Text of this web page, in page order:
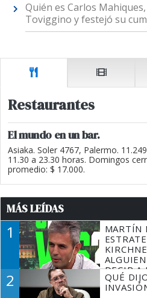
Quién es Carlos
Toviggino y festejó su
Restaurantes
El mundo en un bar.
Asiaka. Soler 4767, Palermo.
11.30 a 23.30 horas. Domingos
promedio: $ 17.000.
MÁS LEÍDAS
1
MARTÍN
DECIR A
TIENE
2
QUÉ